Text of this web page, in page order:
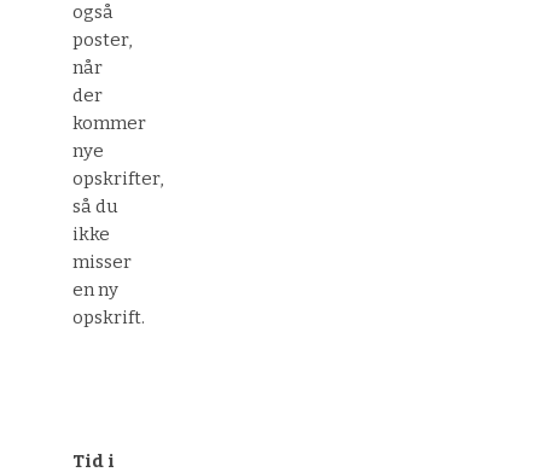
også
poster,
når
der
kommer
nye
opskrifter,
så du
ikke
misser
en ny
opskrift.
Tid i